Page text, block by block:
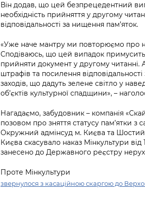
Він додав, що цей безпрецедентний
необхідність прийняття у другому
відповідальності за нищення пам’яток.
«Уже наче мантру ми повторюємо про
Сподіваюсь, що цей випадок
прийняти документ у другому
штрафів та посилення
заходів, що дадуть зелене світло у
об’єктів культурної спадщини», –
Нагадаємо, забудовник – компанія
позовом про зняття статусу пам’ятки
Окружний адмінсуд м. Києва та
Києва скасувало наказ Мінкультури
занесено до Державного реєстру
Проте Мінкультури
звернулося з касаційною скаргою до